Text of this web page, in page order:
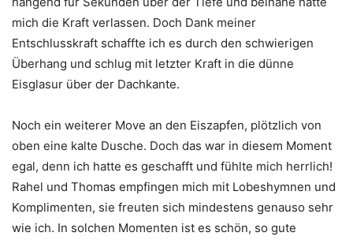
mich die Kraft verlassen. Doch Dank meiner
Entschlusskraft schaffte ich es durch den schwierigen
Überhang und schlug mit letzter Kraft in die dünne
Eisglasur über der Dachkante.
Noch ein weiterer Move an den Eiszapfen, plötzlich von
oben eine kalte Dusche. Doch das war in diesem Moment
egal, denn ich hatte es geschafft und fühlte mich herrlich!
Rahel und Thomas empfingen mich mit Lobeshymnen und
Komplimenten, sie freuten sich mindestens genauso sehr
wie ich. In solchen Momenten ist es schön, so gute